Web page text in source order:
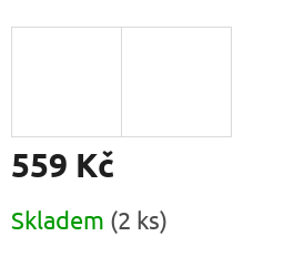
559 Kč
cena:
Skladem (2 ks)